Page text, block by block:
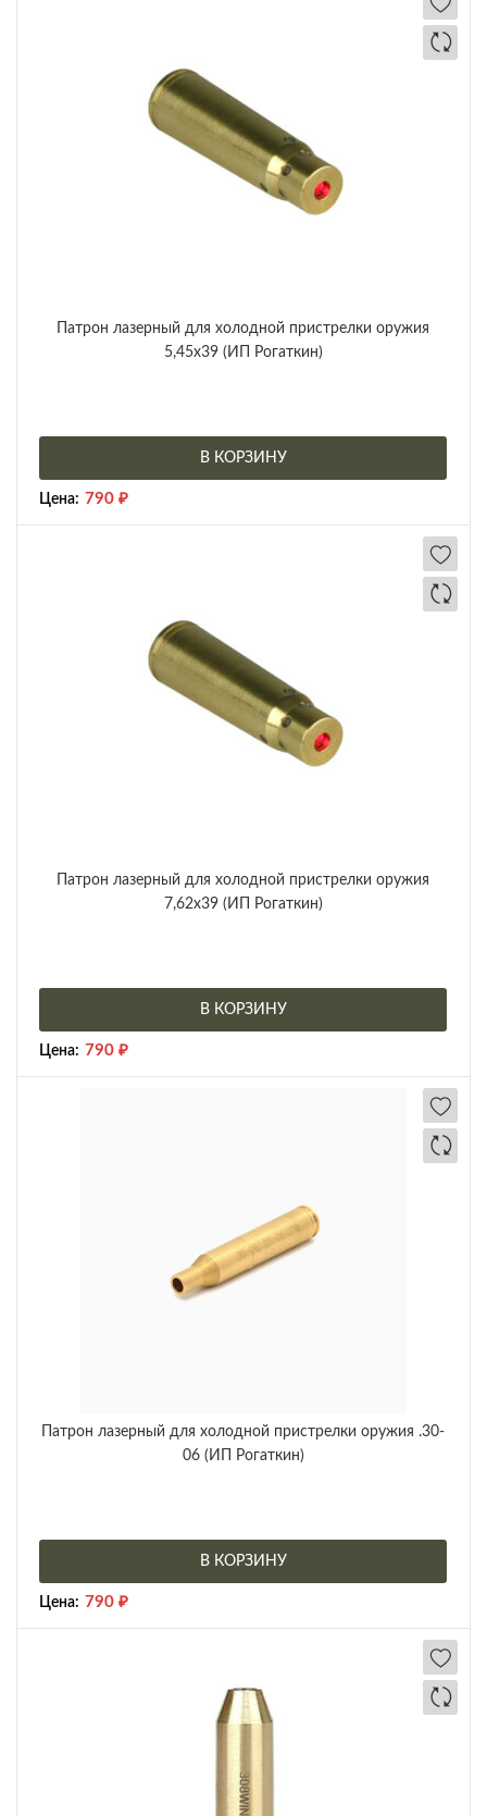
Патрон лазерный для холодной пристрелки оружия
5,45х39 (ИП Рогаткин)
В КОРЗИНУ
Цена: 790 ₽
Патрон лазерный для холодной пристрелки оружия
7,62х39 (ИП Рогаткин)
В КОРЗИНУ
Цена: 790 ₽
Патрон лазерный для холодной пристрелки оружия .30-
06 (ИП Рогаткин)
В КОРЗИНУ
Цена: 790 ₽